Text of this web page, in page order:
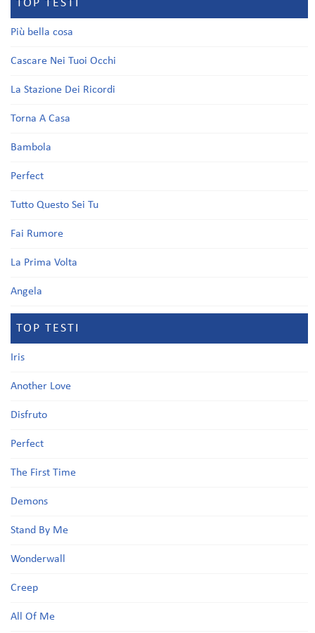
TOP TESTI
Più bella cosa
Cascare Nei Tuoi Occhi
La Stazione Dei Ricordi
Torna A Casa
Bambola
Perfect
Tutto Questo Sei Tu
Fai Rumore
La Prima Volta
Angela
TOP TESTI
Iris
Another Love
Disfruto
Perfect
The First Time
Demons
Stand By Me
Wonderwall
Creep
All Of Me